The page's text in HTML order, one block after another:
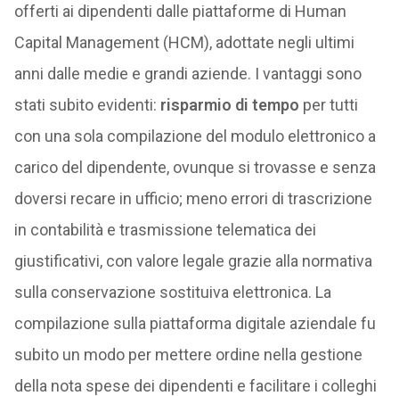
offerti ai dipendenti dalle piattaforme di Human
Capital Management (HCM), adottate negli ultimi
anni dalle medie e grandi aziende. I vantaggi sono
stati subito evidenti: risparmio di tempo per tutti
con una sola compilazione del modulo elettronico a
carico del dipendente, ovunque si trovasse e senza
doversi recare in ufficio; meno errori di trascrizione
in contabilità e trasmissione telematica dei
giustificativi, con valore legale grazie alla normativa
sulla conservazione sostituiva elettronica. La
compilazione sulla piattaforma digitale aziendale fu
subito un modo per mettere ordine nella gestione
della nota spese dei dipendenti e facilitare i colleghi